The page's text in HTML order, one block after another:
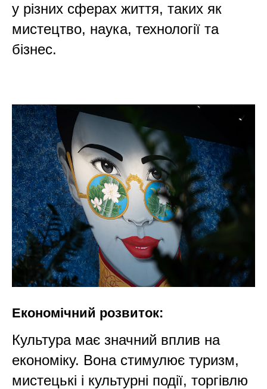
у різних сферах життя, таких як
мистецтво, наука, технології та
бізнес.
Економічний розвиток:
Культура має значний вплив на
економіку. Вона стимулює туризм,
мистецькі і культурні події, торгівлю